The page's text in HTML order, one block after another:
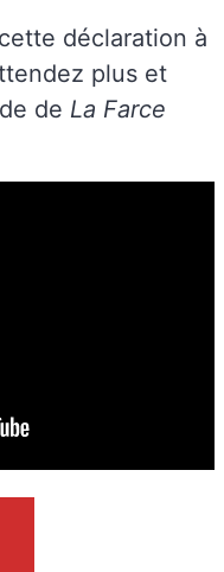
déclaration à
plus et
de La Farce